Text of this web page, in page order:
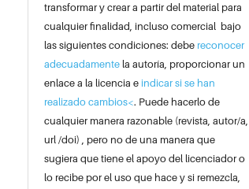
transformar y crear a partir del material para
cualquier finalidad, incluso comercial bajo
las siguientes condiciones: debe reconocer
adecuadamente la autoría, proporcionar un
enlace a la licencia e indicar si se han
realizado cambios<. Puede hacerlo de
cualquier manera razonable (revista, autor/a,
url /doi) , pero no de una manera que
sugiera que tiene el apoyo del licenciador o
lo recibe por el uso que hace y si remezcla,